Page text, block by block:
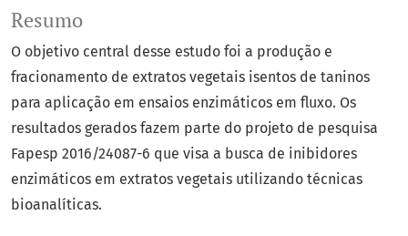
Resumo
O objetivo central desse estudo foi a produção e
fracionamento de extratos vegetais isentos de taninos
para aplicação em ensaios enzimáticos em fluxo. Os
resultados gerados fazem parte do projeto de pesquisa
Fapesp 2016/24087-6 que visa a busca de inibidores
enzimáticos em extratos vegetais utilizando técnicas
bioanalíticas.